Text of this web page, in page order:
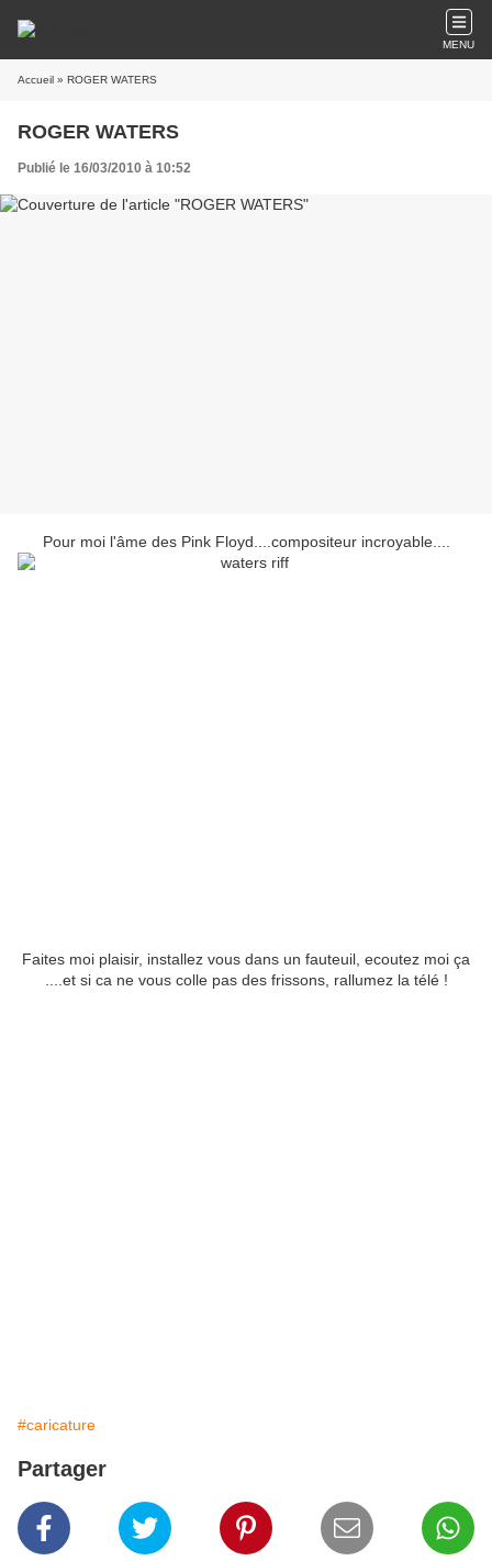
MENU
Accueil » ROGER WATERS
ROGER WATERS
Publié le 16/03/2010 à 10:52
Pour moi l'âme des Pink Floyd....compositeur incroyable....
Faites moi plaisir, installez vous dans un fauteuil, ecoutez moi ça
....et si ca ne vous colle pas des frissons, rallumez la télé !
#caricature
Partager